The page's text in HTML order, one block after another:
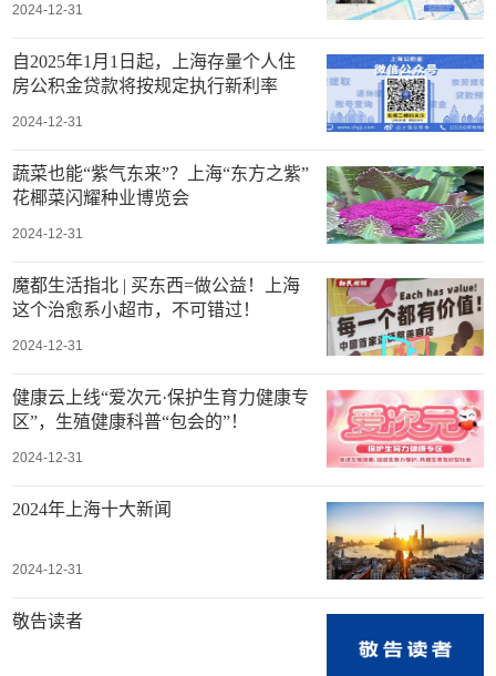
2024-12-31
自2025年1月1日起，上海存量个人住
房公积金贷款将按规定执行新利率
2024-12-31
蔬菜也能“紫气东来”？上海“东方之紫”
花椰菜闪耀种业博览会
2024-12-31
魔都生活指北 | 买东西=做公益！上海
这个治愈系小超市，不可错过！
2024-12-31
健康云上线“爱次元·保护生育力健康专
区”，生殖健康科普“包会的”！
2024-12-31
2024年上海十大新闻
2024-12-31
敬告读者